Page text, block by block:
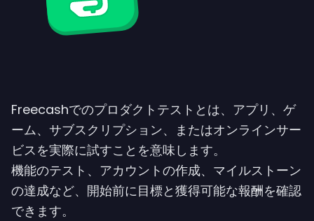
Freecashでのプロダクトテストとは、アプリ、ゲ
ーム、サブスクリプション、またはオンラインサー
ビスを実際に試すことを意味します。
機能のテスト、アカウントの作成、マイルストーン
の達成など、開始前に目標と獲得可能な報酬を確認
できます。